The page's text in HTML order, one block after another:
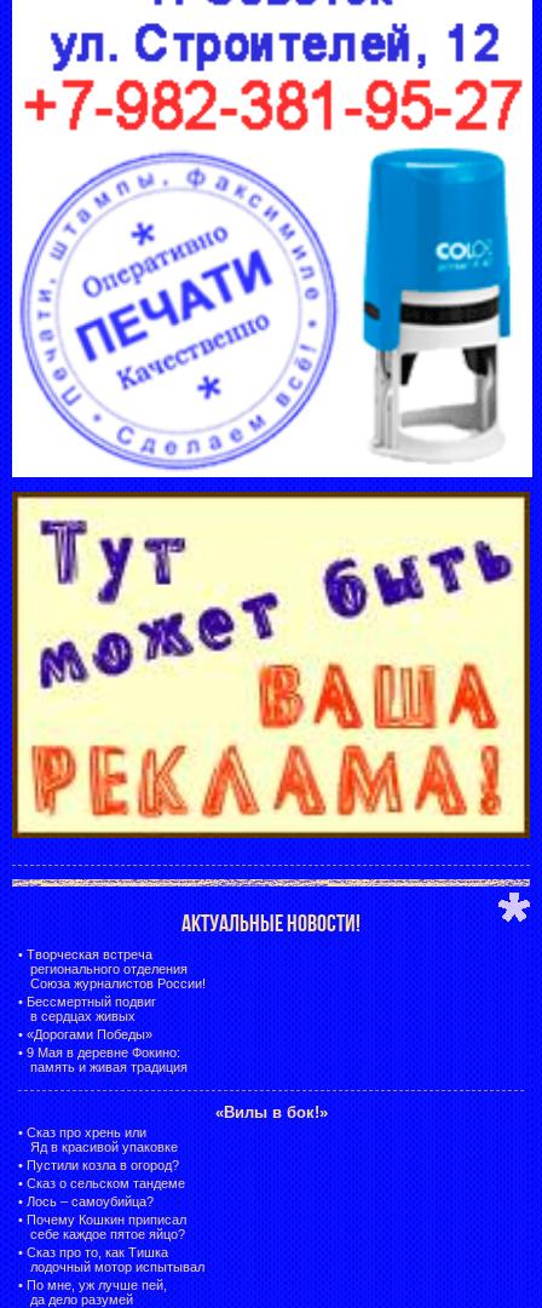
АКТУАЛЬНЫЕ НОВОСТИ!
• Творческая встреча
регионального отделения
Союза журналистов России!
• Бессмертный подвиг
в сердцах живых
• «Дорогами Победы»
• 9 Мая в деревне Фокино:
память и живая традиция
«Вилы в бок!»
• Сказ про хрень или
Яд в красивой упаковке
• Пустили козла в огород?
• Сказ о сельском тандеме
• Лось – самоубийца?
• Почему Кошкин приписал
себе каждое пятое яйцо?
• Сказ про то, как Тишка
лодочный мотор испытывал
• По мне, уж лучше пей,
да дело разумей